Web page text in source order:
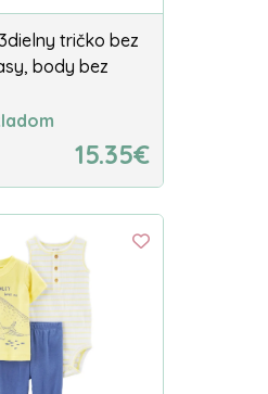
tričko bez
body bez
15.35€